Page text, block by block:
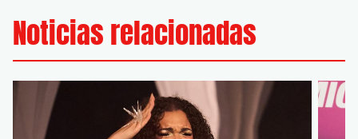
Noticias relacionadas